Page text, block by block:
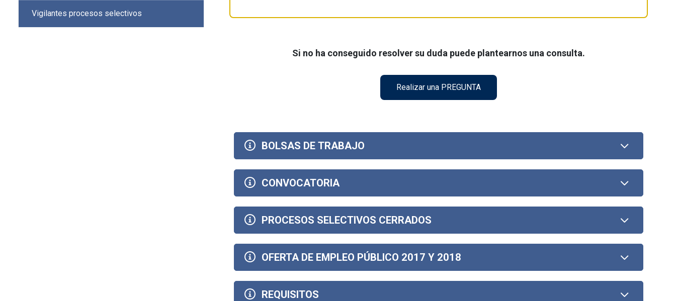
Vigilantes procesos selectivos
Si no ha conseguido resolver su duda puede plantearnos una consulta.
Realizar una PREGUNTA
BOLSAS DE TRABAJO
CONVOCATORIA
PROCESOS SELECTIVOS CERRADOS
OFERTA DE EMPLEO PÚBLICO 2017 Y 2018
REQUISITOS